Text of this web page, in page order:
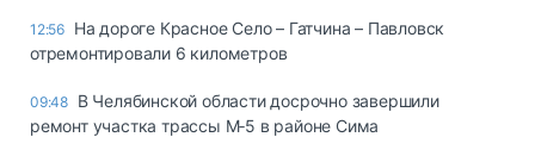
12:56 На дороге Красное Село – Гатчина – Павловск
отремонтировали 6 километров
09:48 В Челябинской области досрочно завершили
ремонт участка трассы М‑5 в районе Сима